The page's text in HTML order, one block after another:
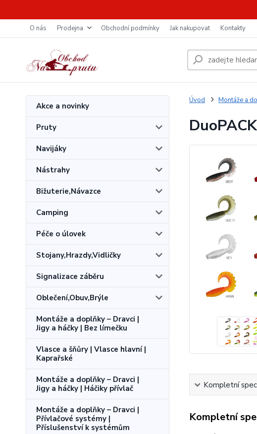
O nás Prodejna Obchodní podmínky Jak nakupovat Kontakty
Akce a novinky
Pruty
Navijáky
Nástrahy
Bižuterie,Návazce
Camping
Péče o úlovek
Stojany,Hrazdy,Vidličky
Signalizace záběru
Oblečení,Obuv,Brýle
Montáže a doplňky – Dravci |
Jigy a háčky | Bez límečku
Vlasce a šňůry | Vlasce hlavní |
Kaprařské
Montáže a doplňky – Dravci |
Jigy a háčky | Háčiky přívlač
Montáže a doplňky – Dravci |
Přívlačové systémy |
Příslušenství k systémům
Úvod Montáže a
Kompletní
Kompletní